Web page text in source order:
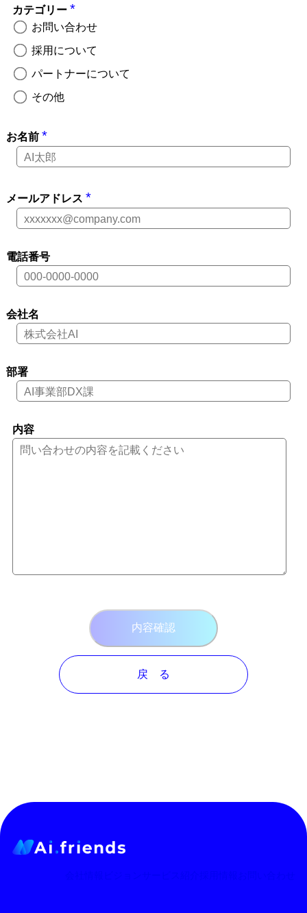
カテゴリー *
お問い合わせ
採用について
パートナーについて
その他
お名前 *
メールアドレス *
電話番号
会社名
部署
内容
戻 る